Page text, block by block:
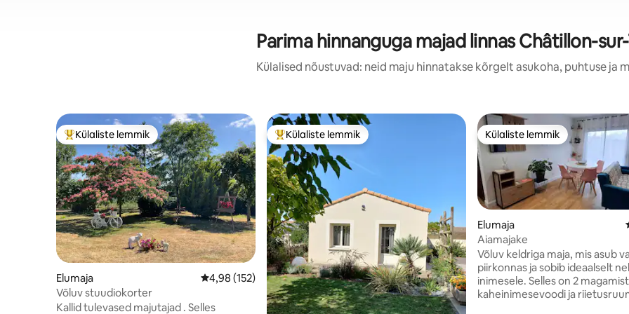
Parima hinnanguga majad linnas Châtillon-
Külalised nõustuvad: neid maju hinnatakse kõrgelt asukoha, puhtuse ja
Külaliste suur lemmik
Külaliste lemmik
Elumaja Keskmine hinnang 4,98/5, 152 hinnangut
4,98 (152)
Võluv stuudiokorter
Kallid tulevased majutajad . Selles
Külaliste suur lemmik
Külaliste lemmik Külaliste lemmik
Külaliste lemmik
Elumaja
Aiamajake
Võluv keldriga maja, mis asub
piirkonnas ja sobib ideaalselt
inimesele. Selles on 2
kaheinimesevoodi ja